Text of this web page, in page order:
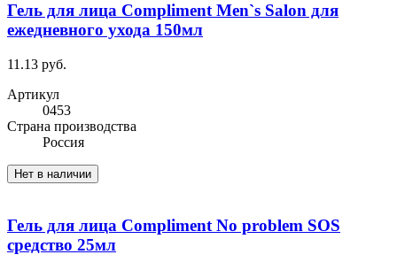
Гель для лица Compliment Men`s Salon для
ежедневного ухода 150мл
11.13 руб.
Артикул
0453
Cтрана производства
Россия
Нет в наличии
Гель для лица Compliment No problem SOS
средство 25мл